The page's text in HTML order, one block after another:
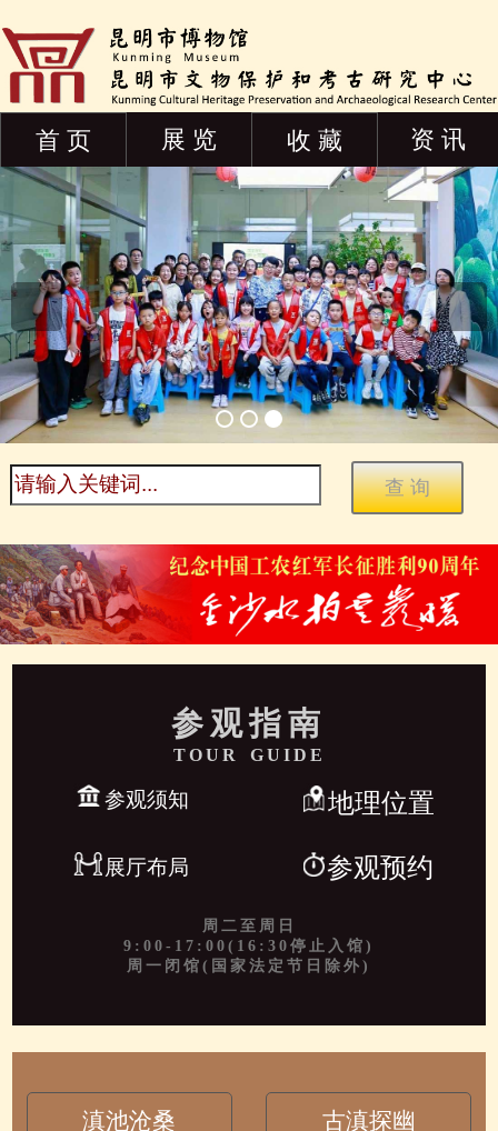
首 页 展 览 收 藏 资 讯
参观指南
TOUR GUIDE
参观须知 地理位置
展厅布局 参观预约
周二至周日
9:00-17:00(16:30停止入馆)
周一闭馆(国家法定节日除外)
滇池沧桑 古滇探幽